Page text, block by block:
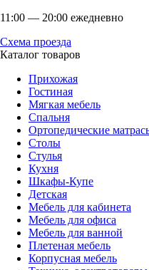
11:00 — 20:00 ежедневно
Схема проезда
Каталог товаров
Прихожая
Гостиная
Мягкая мебель
Спальня
Ортопедические
Столы
Стулья
Кухня
Шкафы-Купе
Детская
Мебель для кабинета
Мебель для офиса
Мебель для ванной
Плетеная мебель
Корпусная мебель